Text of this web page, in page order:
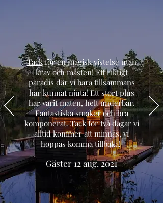
Tackför en magisk vistelse utan
krav och måsten! Ett riktigt
paradis där vi bara tillsammans
har kunnat njuta! Ett stort plus
har varit maten, helt underbar.
Fantastiska smaker och bra
komponerat. Tack för två dagar vi
alltid kommer att minnas, vi
hoppas komma tillbaka!
Gäster 12 aug. 2021